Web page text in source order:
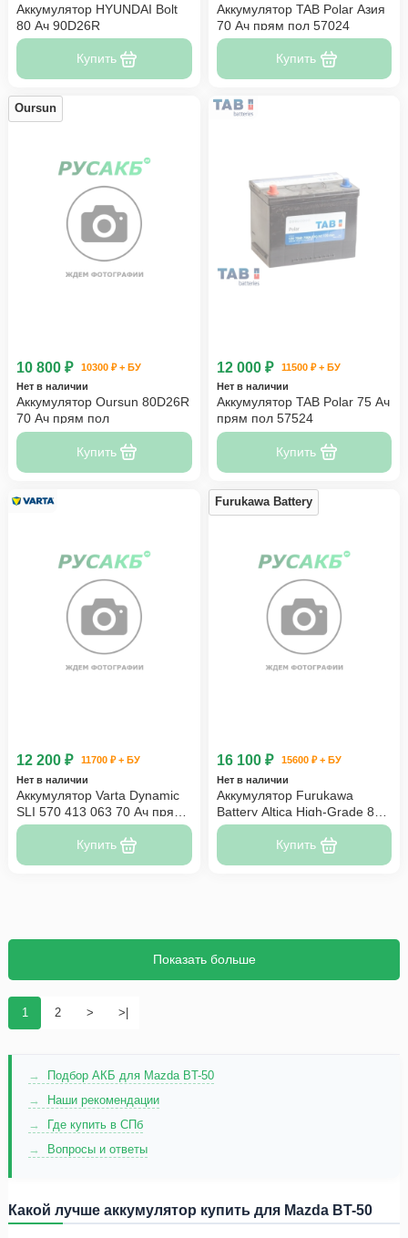
Аккумулятор HYUNDAI Bolt
80 Ач 90D26R
Купить
Аккумулятор TAB Polar Азия
70 Ач прям пол 57024
Купить
Oursun
10 800 ₽
10300 ₽ + БУ
Нет в наличии
Аккумулятор Oursun 80D26R
70 Ач прям пол
Купить
12 000 ₽
11500 ₽ + БУ
Нет в наличии
Аккумулятор TAB Polar 75 Ач
прям пол 57524
Купить
12 200 ₽
11700 ₽ + БУ
Нет в наличии
Аккумулятор Varta Dynamic
SLI 570 413 063 70 Ач прям
пол
Купить
Furukawa Battery
16 100 ₽
15600 ₽ + БУ
Нет в наличии
Аккумулятор Furukawa
Battery Altica High-Grade 80
Ач 110D26R
Купить
1 2 > >|
Показать больше
Подбор АКБ для Mazda BT-50
Наши рекомендации
Где купить в СПб
Вопросы и ответы
Какой лучше аккумулятор купить для Mazda BT-50